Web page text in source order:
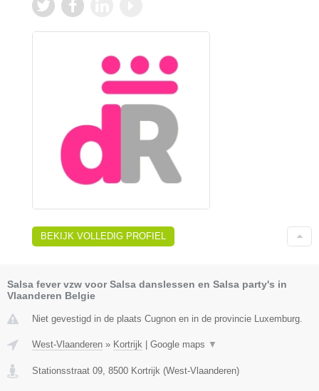
BEKIJK VOLLEDIG PROFIEL
Salsa fever vzw voor Salsa danslessen en Salsa party's in
Vlaanderen Belgie
Niet gevestigd in de plaats Cugnon en in de provincie Luxemburg.
West-Vlaanderen » Kortrijk Google maps ▼
Stationsstraat 09, 8500 Kortrijk (West-Vlaanderen)